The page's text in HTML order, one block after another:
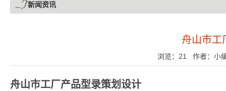
新闻资讯
舟山市工
浏览：21 作者：小
舟山市工厂产品型录策划设计